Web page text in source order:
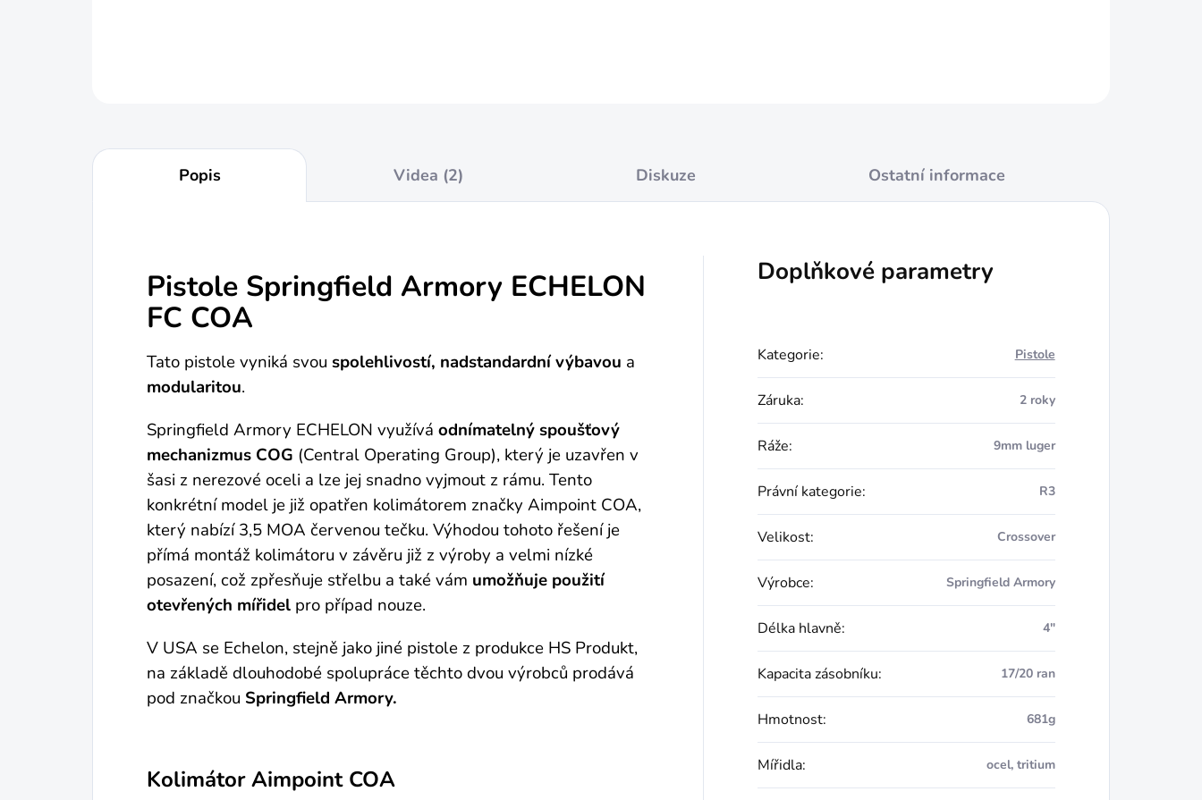
Popis Videa (2) Diskuze Ostatní informace
Pistole Springfield Armory ECHELON
FC COA
Tato pistole vyniká svou spolehlivostí, nadstandardní výbavou a
modularitou.
Springfield Armory ECHELON využívá odnímatelný spoušťový
mechanizmus COG (Central Operating Group), který je uzavřen v
šasi z nerezové oceli a lze jej snadno vyjmout z rámu. Tento
konkrétní model je již opatřen kolimátorem značky Aimpoint COA,
který nabízí 3,5 MOA červenou tečku. Výhodou tohoto řešení je
přímá montáž kolimátoru v závěru již z výroby a velmi nízké
posazení, což zpřesňuje střelbu a také vám umožňuje použití
otevřených mířidel pro případ nouze.
V USA se Echelon, stejně jako jiné pistole z produkce HS Produkt,
na základě dlouhodobé spolupráce těchto dvou výrobců prodává
pod značkou Springfield Armory.
Kolimátor Aimpoint COA
Doplňkové parametry
Kategorie: Pistole
Záruka: 2 roky
Ráže: 9mm luger
Právní kategorie: R3
Velikost: Crossover
Výrobce: Springfield Armory
Délka hlavně: 4"
Kapacita zásobníku: 17/20 ran
Hmotnost: 681g
Mířidla: ocel, tritium